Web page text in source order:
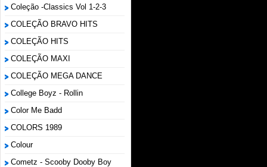
Coleção -Classics Vol 1-2-3
COLEÇÃO BRAVO HITS
COLEÇÃO HITS
COLEÇÃO MAXI
COLEÇÃO MEGA DANCE
College Boyz ‎- Rollin
Color Me Badd
COLORS 1989
Colour
Cometz - Scooby Dooby Boy